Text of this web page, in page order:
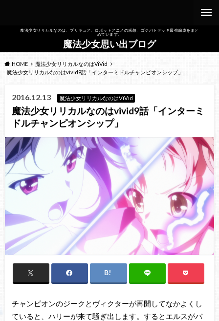
魔法少女リリカルなのは、プリキュア、ロボットアニメの感想、ゴジバトデッキ最強編成をまと
めています。
魔法少女思い出ブログ
HOME
魔法少女リリカルなのはViVid
魔法少女リリカルなのはvivid9話「インターミドルチャンピオンシップ」
2016.12.13 魔法少女リリカルなのはViVid
魔法少女リリカルなのはvivid9話「インターミ
ドルチャンピオンシップ」
チャンピオンのジークとヴィクターが再開してなかよくし
ていると、ハリーが来て騒ぎ出します。するとエルスがバ